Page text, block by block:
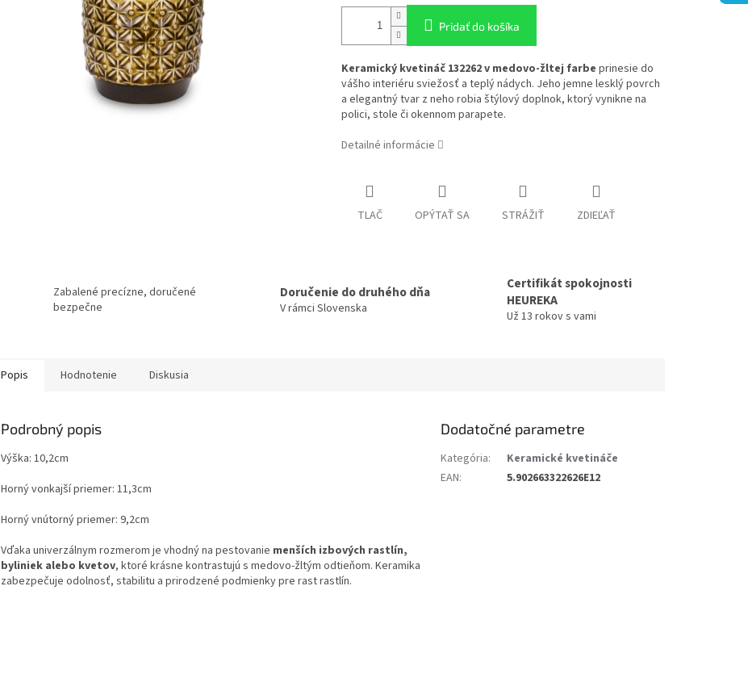
Pridať do košíka
Keramický kvetináč 132262 v medovo-žltej farbe prinesie do
vášho interiéru sviežosť a teplý nádych. Jeho jemne lesklý povrch
a elegantný tvar z neho robia štýlový doplnok, ktorý vynikne na
polici, stole či okennom parapete.
Detailné informácie
TLAČ OPÝTAŤ SA STRÁŽIŤ ZDIEĽAŤ
Zabalené precízne, doručené
bezpečne
Doručenie do druhého dňa
V rámci Slovenska
Certifikát spokojnosti
HEUREKA
Už 13 rokov s vami
Popis Hodnotenie Diskusia
Podrobný popis
Výška: 10,2cm
Horný vonkajší priemer: 11,3cm
Horný vnútorný priemer: 9,2cm
Vďaka univerzálnym rozmerom je vhodný na pestovanie menších izbových rastlín,
byliniek alebo kvetov, ktoré krásne kontrastujú s medovo-žltým odtieňom. Keramika
zabezpečuje odolnosť, stabilitu a prirodzené podmienky pre rast rastlín.
Dodatočné parametre
Kategória:
Keramické kvetináče
EAN: 5.902663322626E12